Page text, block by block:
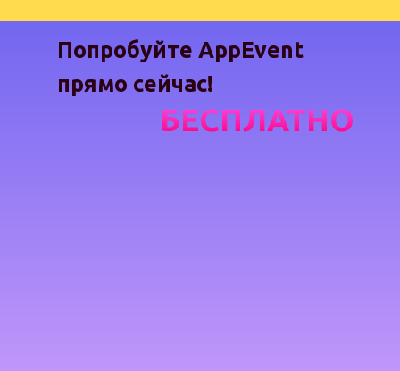
Попробуйте AppEvent
прямо сейчас!
БЕСПЛАТНО